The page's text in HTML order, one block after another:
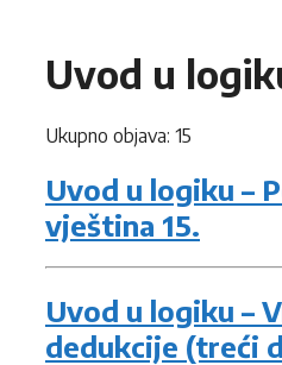
Uvod u
Ukupno objava: 15
Uvod u logiku –
vještina 15.
Uvod u logiku –
dedukcije (treći